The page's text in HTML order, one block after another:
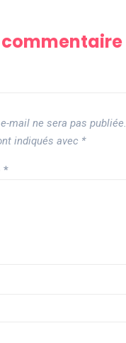
commentaire
mail ne sera pas publiée.
indiqués avec *
*